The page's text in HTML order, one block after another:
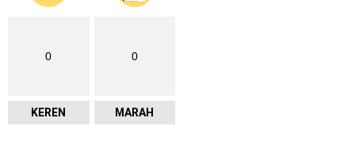
0
KEREN
0
MARAH